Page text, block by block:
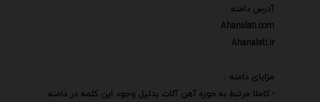
آدرس دامنه :
Ahanalati.com
Ahanalati.ir
مزایای دامنه :
- کاملا مرتبط به حوزه آهن آلات بدلیل وجود این کلمه در دامنه